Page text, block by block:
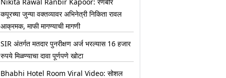
कपूरच्या जुन्या वक्तव्यावर अभिनेत्री निकिता रावल
आक्रमक, माफी मागण्याची मागणी
SIR अंतर्गत मतदार पुनरीक्षण अर्ज भरल्यास 16 हजार
रुपये मिळण्याचा दावा पूर्णपणे खोटा
Bhabhi Hotel Room Viral Video: सोशल